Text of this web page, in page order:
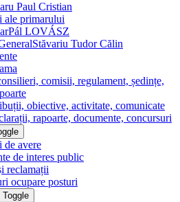
Paul Cristian
ale primarului
Pál LOVÁSZ
Stăvariu Tudor Călin
comisii, regulament, ședințe,
obiective, activitate, comunicate
rapoarte, documente, concursuri
de avere
de interes public
reclamații
ocupare posturi
Toggle